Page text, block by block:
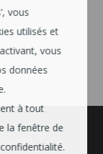
vous
utilisés et
vous
données
à tout
la fenêtre de